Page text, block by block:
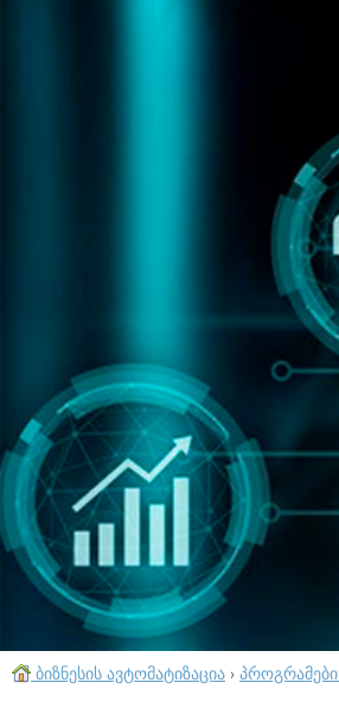
ბიზნესის ავტომატიზაცია › პროგრამები